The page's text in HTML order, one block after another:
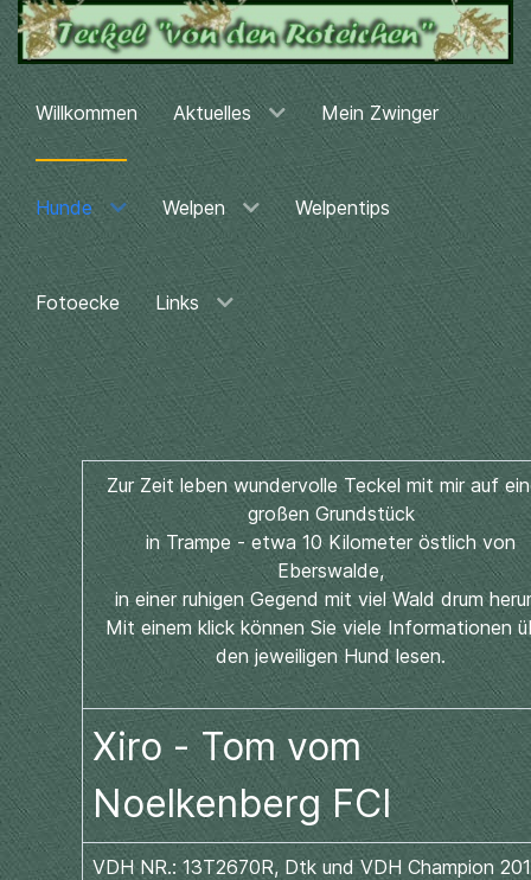
Willkommen Aktuelles Mein Zwinger
Hunde Welpen Welpentips
Fotoecke Links
Zur Zeit leben wundervolle Teckel mit mir auf
großen Grundstück
in Trampe - etwa 10 Kilometer östlich von
Eberswalde,
in einer ruhigen Gegend mit viel Wald drum
Mit einem klick können Sie viele Informationen
den jeweiligen Hund lesen.
Xiro - Tom vom
Noelkenberg FCI
VDH NR.: 13T2670R, Dtk und VDH Champion